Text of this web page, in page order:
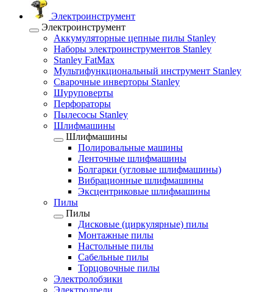
Электроинструмент
Электроинструмент
Аккумуляторные цепные пилы Stanley
Наборы электроинструментов Stanley
Stanley FatMax
Мультифункциональный инструмент Stanley
Сварочные инверторы Stanley
Шуруповерты
Перфораторы
Пылесосы Stanley
Шлифмашины
Шлифмашины
Полировальные машины
Ленточные шлифмашины
Болгарки (угловые шлифмашины)
Вибрационные шлифмашины
Эксцентриковые шлифмашины
Пилы
Пилы
Дисковые (циркулярные) пилы
Монтажные пилы
Настольные пилы
Сабельные пилы
Торцовочные пилы
Электролобзики
Электродрели